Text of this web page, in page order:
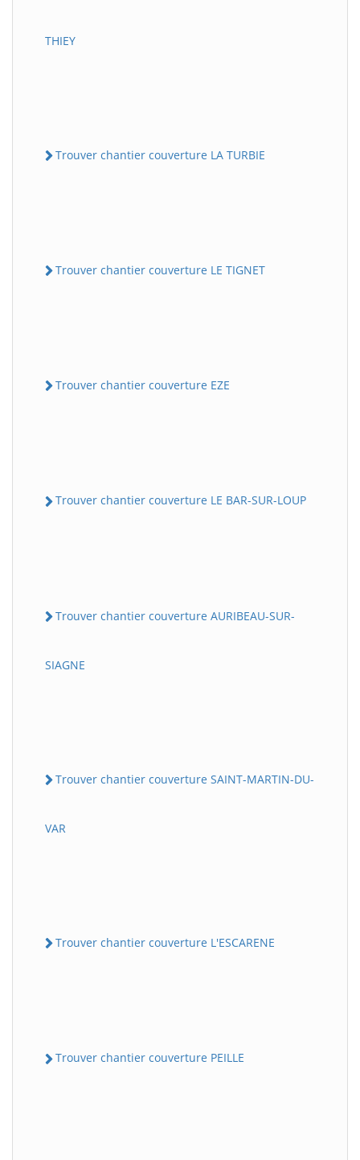
THIEY
Trouver chantier couverture LA TURBIE
Trouver chantier couverture LE TIGNET
Trouver chantier couverture EZE
Trouver chantier couverture LE BAR-SUR-LOUP
Trouver chantier couverture AURIBEAU-SUR-
SIAGNE
Trouver chantier couverture SAINT-MARTIN-DU-
VAR
Trouver chantier couverture L'ESCARENE
Trouver chantier couverture PEILLE